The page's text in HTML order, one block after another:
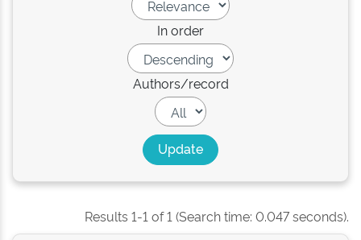
In order
Authors/record
Results 1-1 of 1 (Search time: 0.047 seconds).